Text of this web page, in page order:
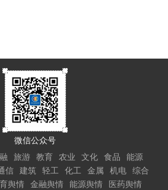
微信公众号
旅游 教育 农业 文化 食品
能源
信 建筑 轻工 化工 金属 机电
综合
舆情 金融舆情 能源舆情
医药舆情